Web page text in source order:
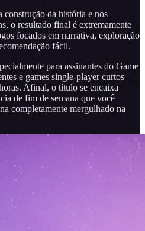
construção da história e nos
o resultado final é extremamente
focados em narrativa, exploração
fácil.
para assinantes do Game
e games single-player curtos —
Afinal, o título se encaixa
de fim de semana que você
completamente mergulhado na